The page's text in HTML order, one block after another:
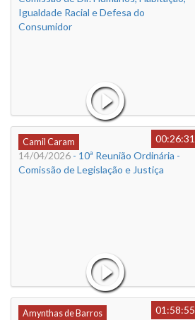
Igualdade Racial e Defesa do
Consumidor
Camil Caram
00:26:31
14/04/2026 - 10ª Reunião Ordinária -
Comissão de Legislação e Justiça
Amynthas de Barros
01:58:55